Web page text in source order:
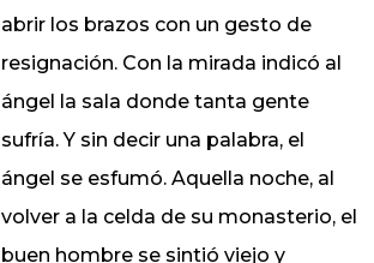
abrir los brazos con un gesto de
resignación. Con la mirada indicó al
ángel la sala donde tanta gente
sufría. Y sin decir una palabra, el
ángel se esfumó. Aquella noche, al
volver a la celda de su monasterio, el
buen hombre se sintió viejo y